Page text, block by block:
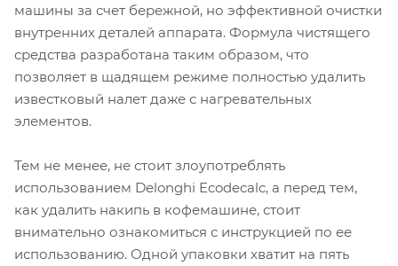
машины за счет бережной, но эффективной очистки
внутренних деталей аппарата. Формула чистящего
средства разработана таким образом, что
позволяет в щадящем режиме полностью удалить
известковый налет даже с нагревательных
элементов.
Тем не менее, не стоит злоупотреблять
использованием Delonghi Ecodecalc, а перед тем,
как удалить накипь в кофемашине, стоит
внимательно ознакомиться с инструкцией по ее
использованию. Одной упаковки хватит на пять